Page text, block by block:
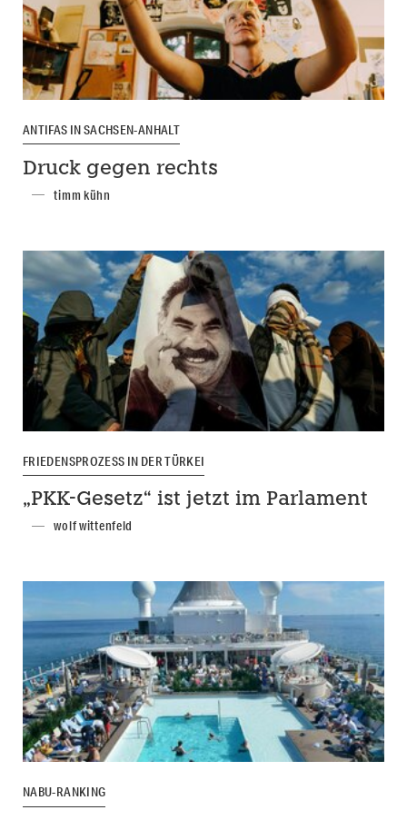
ANTIFAS IN SACHSEN-ANHALT
Druck gegen rechts
timm kühn
FRIEDENSPROZESS IN DER TÜRKEI
„PKK-Gesetz“ ist jetzt im Parlament
wolf wittenfeld
NABU-RANKING